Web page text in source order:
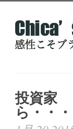
投資家
ら・・・